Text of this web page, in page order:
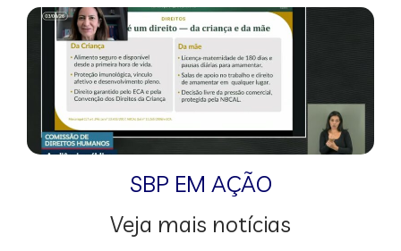
SBP EM AÇÃO
Veja mais notícias